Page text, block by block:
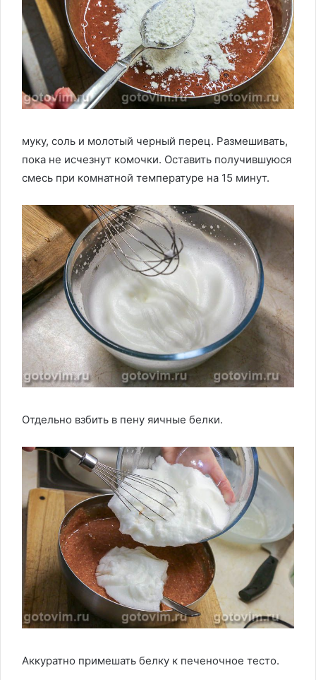
муку, соль и молотый черный перец. Размешивать,
пока не исчезнут комочки. Оставить получившуюся
смесь при комнатной температуре на 15 минут.
Отдельно взбить в пену яичные белки.
Аккуратно примешать белку к печеночное тесто.